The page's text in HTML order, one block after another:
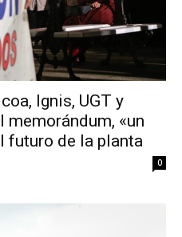
Ignis, UGT y
memorándum, «un
futuro de la planta
0